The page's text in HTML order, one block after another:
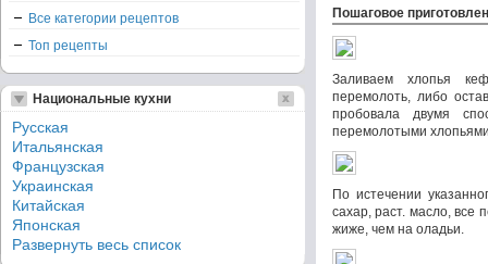
Пошаговое
Заливаем хлопья
перемолоть, либо
пробовала двумя
перемолотыми
По истечении
сахар, раст. масло, все
жиже, чем на оладьи.
Все категории рецептов
Топ рецепты
Национальные кухни
Русская
Итальянская
Французская
Украинская
Китайская
Японская
Развернуть весь список